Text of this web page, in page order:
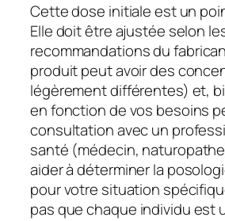
Cette dose initiale est un
Elle doit être ajustée selon
recommandations du
produit peut avoir des
légèrement différentes) et,
en fonction de vos besoins
consultation avec un
santé (médecin,
aider à déterminer la
pour votre situation
pas que chaque individu est